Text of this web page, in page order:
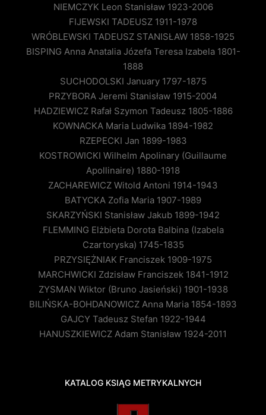
NIEMCZYK Leon Stanisław 1923-2006
FIJEWSKI TADEUSZ 1911-1978
WRÓBLEWSKI TADEUSZ STANISŁAW 1858-1925
BISPING Anna Anatalia Józefa Teresa Izabela 1801-
1888
SUCHODOLSKI January 1797-1875
PRZYBORA Jeremi Stanisław 1915-2004
HADZIEWICZ Rafał Szymon Tadeusz 1805-1886
KOWNACKA Maria Ludwika 1894-1982
RZEPECKI Jan 1899-1983
KOSTROWICKI Wilhelm Apolinary (Guillaume
Apollinaire) 1880-1918
ZACHAREWICZ Witold Antoni 1914-1943
BATYCKA Zofia Maria 1907-1989
SKARZYŃSKI Stanisław Jakub 1899-1942
FLEMMING Elżbieta Dorota Balbina (Izabela
Czartoryska) 1745-1835
PRZYSIĘŻNIAK Franciszek 1909-1975
MARCHWICKI Zdzisław Franciszek 1841-1912
ZYSMAN Wiktor (Bruno Jasieński) 1901-1938
BILIŃSKA-BOHDANOWICZ Anna Maria 1854-1893
GAJCY Tadeusz Stefan 1922-1944
HANUSZKIEWICZ Adam Stanisław 1924-2011
KATALOG KSIĄG METRYKALNYCH